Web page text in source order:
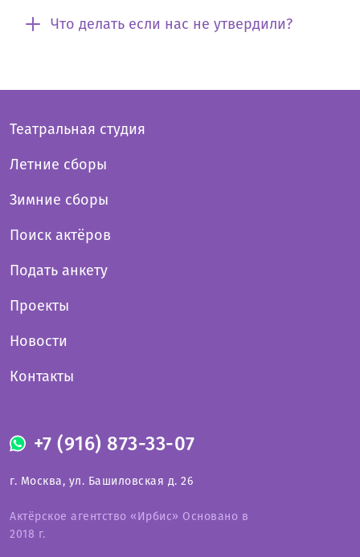
Что делать если нас не утвердили?
+7 (916) 873-33-07
г. Москва, ул. Башиловская д. 26
Актёрское агентство «Ирбис» Основано в
2018 г.
Театральная студия
Летние сборы
Зимние сборы
Поиск актёров
Подать анкету
Проекты
Новости
Контакты